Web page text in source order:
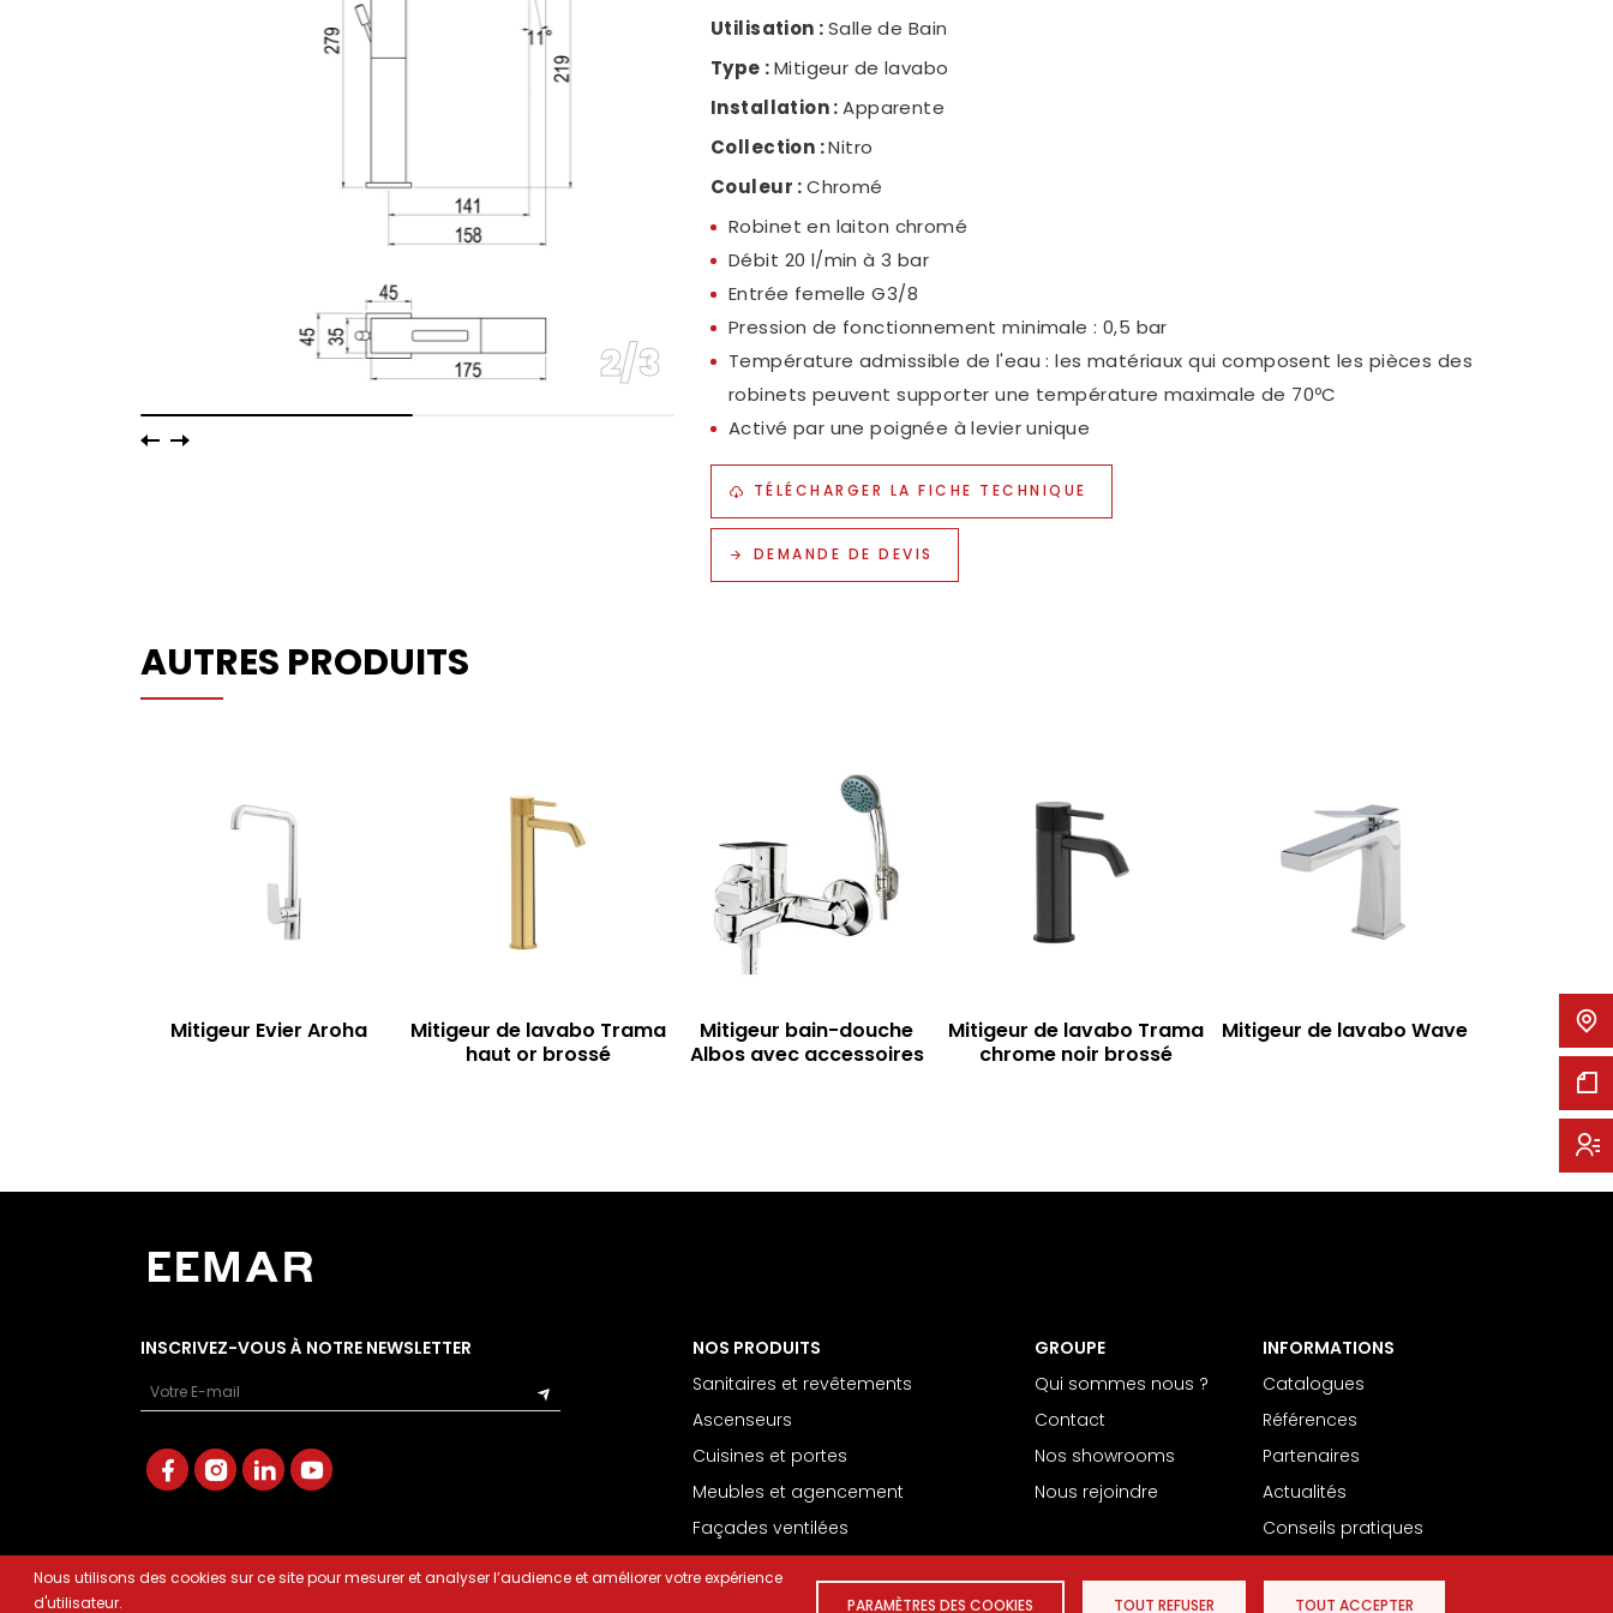
2/3
Utilisation :Salle de Bain
Type :Mitigeur de lavabo
Installation :Apparente
Collection :Nitro
Couleur :Chromé
Robinet en laiton chromé
Débit 20 l/min à 3 bar
Entrée femelle G3/8
Pression de fonctionnement minimale : 0,5 bar
Température admissible de l'eau : les matériaux qui composent les pièces des
robinets peuvent supporter une température maximale de 70ºC
Activé par une poignée à levier unique
TÉLÉCHARGER LA FICHE TECHNIQUE
DEMANDE DE DEVIS
AUTRES PRODUITS
Mitigeur Evier Aroha
Mitigeur de lavabo Trama
haut or brossé
Mitigeur bain-douche
Albos avec accessoires
Mitigeur de lavabo Trama
chrome noir brossé
Mitigeur de lavabo Wave
Nous utilisons des cookies sur ce site pour mesurer et analyser l’audience et améliorer votre expérience
d'utilisateur.
PARAMÈTRES DES COOKIES TOUT REFUSER TOUT ACCEPTER
INSCRIVEZ-VOUS À NOTRE NEWSLETTER
Email
NOS PRODUITS
Sanitaires et revêtements
Ascenseurs
Cuisines et portes
Meubles et agencement
Façades ventilées
GROUPE
Qui sommes nous ?
Contact
Nos showrooms
Nous rejoindre
INFORMATIONS
Catalogues
Références
Partenaires
Actualités
Conseils pratiques